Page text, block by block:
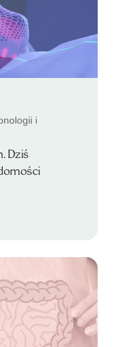
i
Dziś